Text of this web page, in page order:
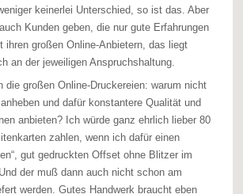
keinerlei Unterschied, so ist das. Aber
Kunden geben, die nur gute Erfahrungen
ihren großen Online-Anbietern, das liegt
an der jeweiligen Anspruchshaltung.
die großen Online-Druckereien: warum nicht
und dafür konstantere Qualität und
anbieten? Ich würde ganz ehrlich lieber 80
zahlen, wenn ich dafür einen
gut gedruckten Offset ohne Blitzer im
der muß dann auch nicht schon am
werden. Gutes Handwerk braucht eben